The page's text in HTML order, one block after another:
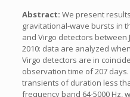
Abstract: We present
gravitational-wave bursts in
and Virgo detectors between
2010: data are analyzed
Virgo detectors are in
observation time of 207
transients of duration less
frequency band 64-5000 Hz,